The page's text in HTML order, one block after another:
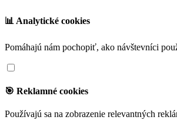
📊 Analytické cookies
Pomáhajú nám pochopiť, ako návštevníci
🎯 Reklamné cookies
Používajú sa na zobrazenie relevantných